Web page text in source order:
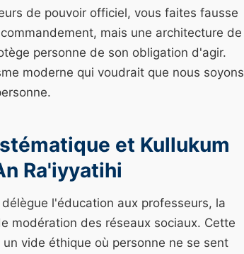
de pouvoir officiel, vous faites fausse
mais une architecture de
personne de son obligation d'agir.
moderne qui voudrait que nous soyons
et Kullukum
Ra'iyyatihi
l'éducation aux professeurs, la
modération des réseaux sociaux. Cette
vide éthique où personne ne se sent